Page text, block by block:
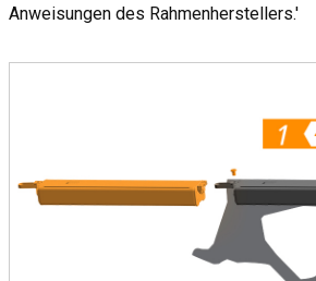
Anweisungen des Rahmenherstellers.'